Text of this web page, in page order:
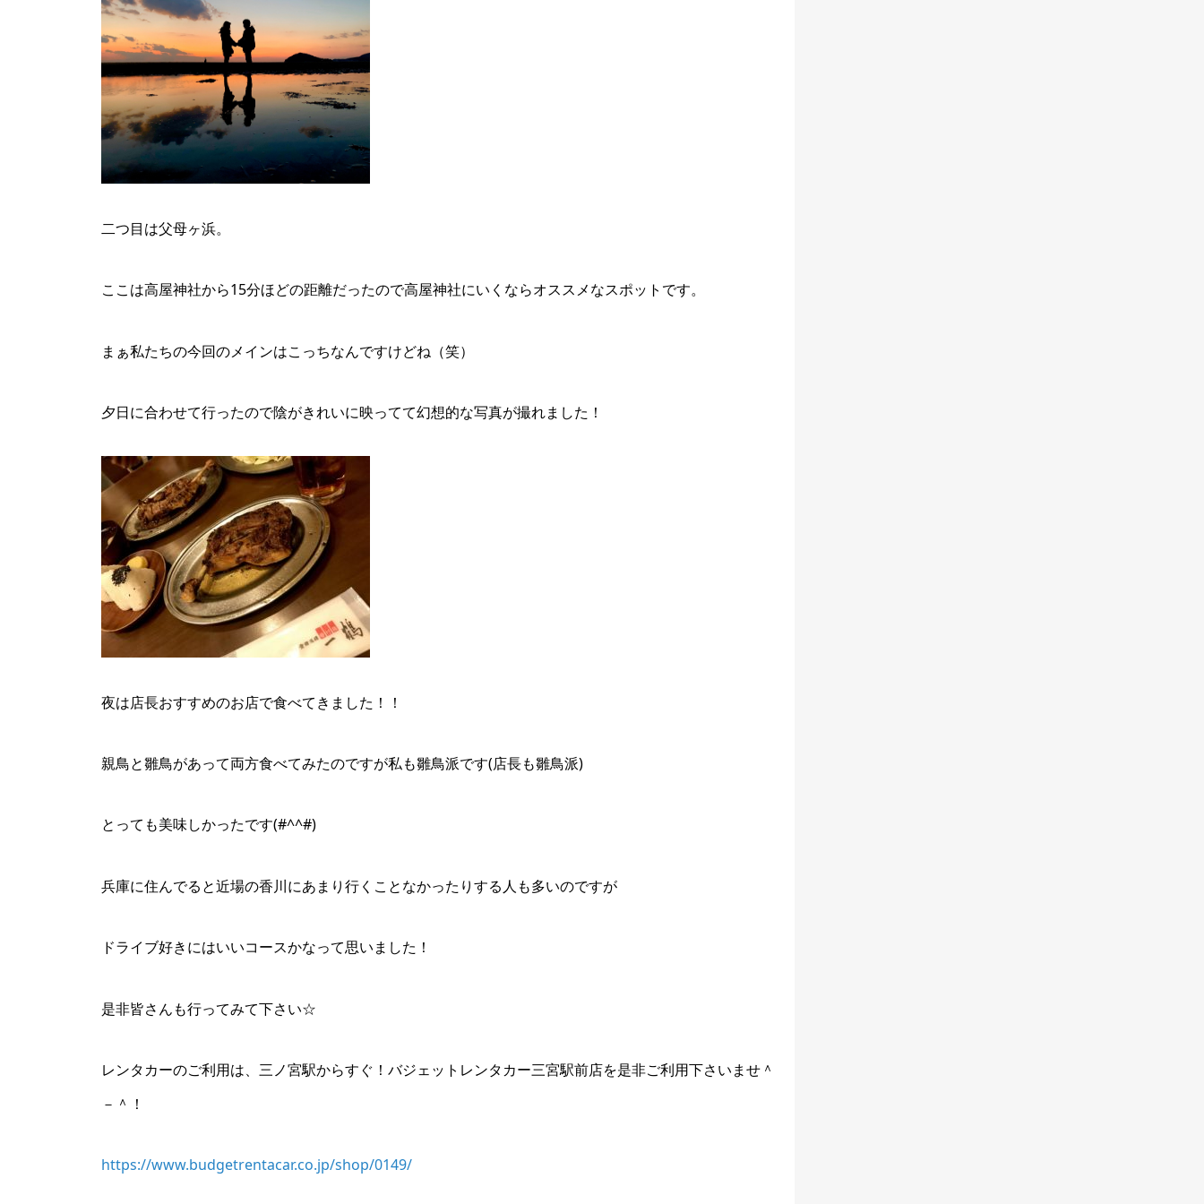
二つ目は父母ヶ浜。
ここは高屋神社から15分ほどの距離だったので高屋神社にいくならオススメなスポットです。
まぁ私たちの今回のメインはこっちなんですけどね（笑）
夕日に合わせて行ったので陰がきれいに映ってて幻想的な写真が撮れました！
夜は店長おすすめのお店で食べてきました！！
親鳥と雛鳥があって両方食べてみたのですが私も雛鳥派です(店長も雛鳥派)
とっても美味しかったです(#^^#)
兵庫に住んでると近場の香川にあまり行くことなかったりする人も多いのですが
ドライブ好きにはいいコースかなって思いました！
是非皆さんも行ってみて下さい☆
レンタカーのご利用は、三ノ宮駅からすぐ！バジェットレンタカー三宮駅前店を是非ご利用下さいませ＾
－＾！
https://www.budgetrentacar.co.jp/shop/0149/